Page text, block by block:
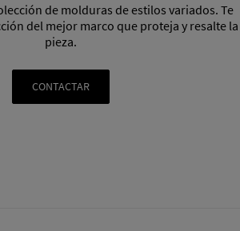
de molduras de estilos variados. Te
del mejor marco que proteja y resalte la
pieza.
CONTACTAR